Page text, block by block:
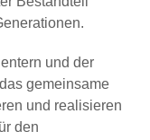
und der
gemeinsame
und realisieren
den